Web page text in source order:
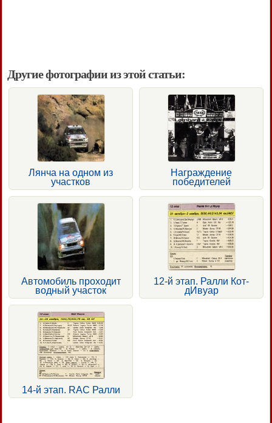
Другие фотографии из этой статьи:
Лянча на одном из
участков
Награждение
победителей
Автомобиль проходит
водный участок
12-й этап. Ралли Кот-
дИвуар
14-й этап. RAC Ралли